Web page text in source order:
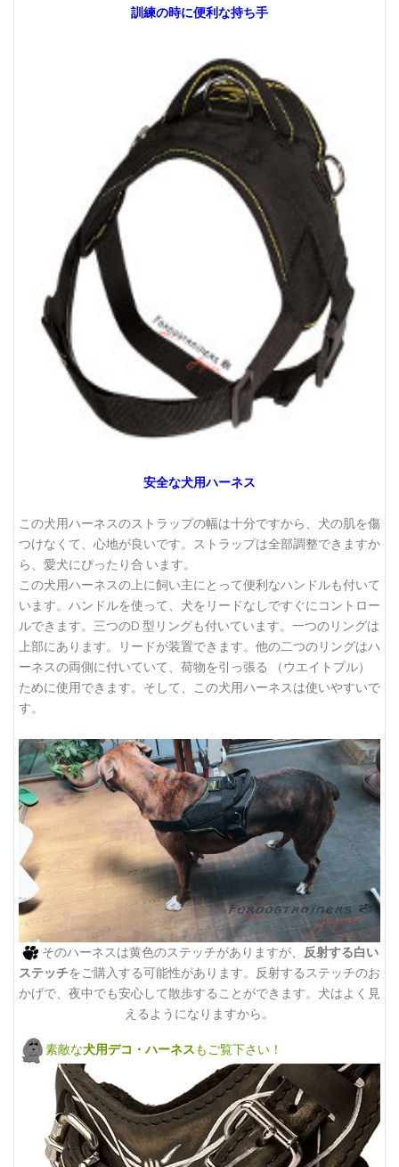
訓練の時に便利な持ち手
安全な犬用ハーネス
この犬用ハーネスのストラップの幅は十分ですから、犬の肌を傷
つけなくて、心地が良いです。ストラップは全部調整できますか
ら、愛犬にぴったり合 います。
この犬用ハーネスの上に飼い主にとって便利なハンドルも付いて
います。ハンドルを使って、犬をリードなしですぐにコントロー
ルできます。三つのD 型リングも付いています。一つのリングは
上部にあります。リードが装置できます。他の二つのリングはハ
ーネスの両側に付いていて、荷物を引っ張る （ウエイトプル）
ために使用できます。そして、この犬用ハーネスは使いやすいで
す。
そのハーネスは黄色のステッチがありますが、
反射する白い
ステッチをご購入する可能性があります。反射するステッチのお
かげで、夜中でも安心して散歩することができます。犬はよく見
えるようになりますから。
素敵な犬用デコ・ハーネス もご覧下さい！